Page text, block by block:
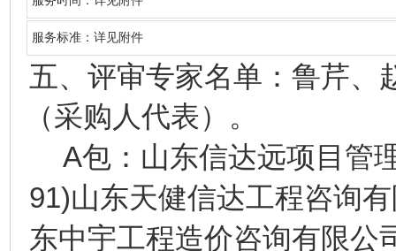
服务标准：详见附件
五、 评审专家名单：鲁芹、
（采购人代表） 。
A包：山东信达远项目管
91)山东天健信达工程咨询
东中宇工程造价咨询有限公